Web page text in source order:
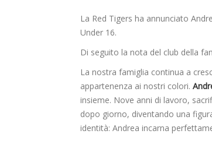
La Red Tigers ha annunciato
Under 16.
Di seguito la nota del club della
La nostra famiglia continua a
appartenenza ai nostri colori.
insieme. Nove anni di lavoro,
dopo giorno, diventando una
identità: Andrea incarna